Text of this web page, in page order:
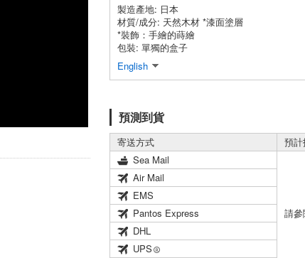
製造產地: 日本
材質/成分: 天然木材 *漆面塗層
*裝飾：手繪的蒔繪
包裝: 單獨的盒子
English
預測到貨
寄送方式
預
Sea Mail
請參
Air Mail
EMS
Pantos Express
DHL
UPS